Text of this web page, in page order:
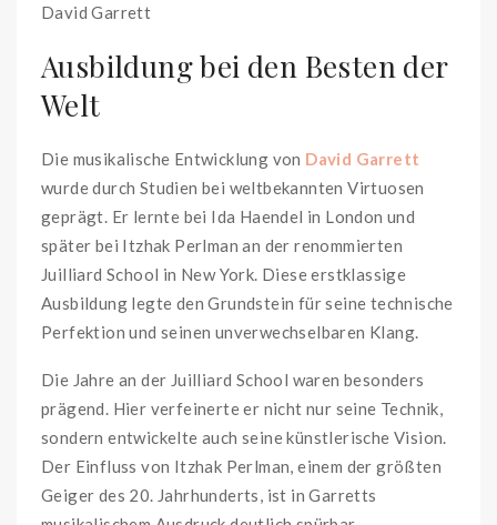
David Garrett
Ausbildung bei den Besten der
Welt
Die musikalische Entwicklung von David Garrett
wurde durch Studien bei weltbekannten Virtuosen
geprägt. Er lernte bei Ida Haendel in London und
später bei Itzhak Perlman an der renommierten
Juilliard School in New York. Diese erstklassige
Ausbildung legte den Grundstein für seine technische
Perfektion und seinen unverwechselbaren Klang.
Die Jahre an der Juilliard School waren besonders
prägend. Hier verfeinerte er nicht nur seine Technik,
sondern entwickelte auch seine künstlerische Vision.
Der Einfluss von Itzhak Perlman, einem der größten
Geiger des 20. Jahrhunderts, ist in Garretts